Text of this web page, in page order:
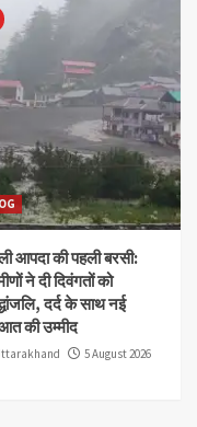
आपदा की पहली बरसी:
ने दी दिवंगतों को
दर्द के साथ नई
की उम्मीद
5 August 2026